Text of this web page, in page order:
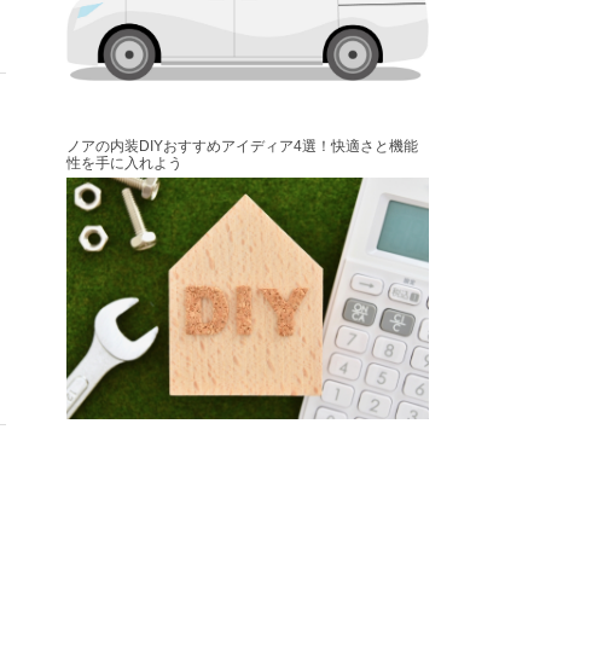
ノアの内装DIYおすすめアイディア4選！快適さと機能
性を手に入れよう